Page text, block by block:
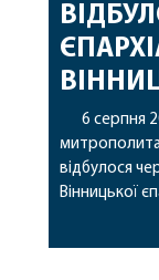
6 серпня
митрополита
відбулося
Вінницької
секретар